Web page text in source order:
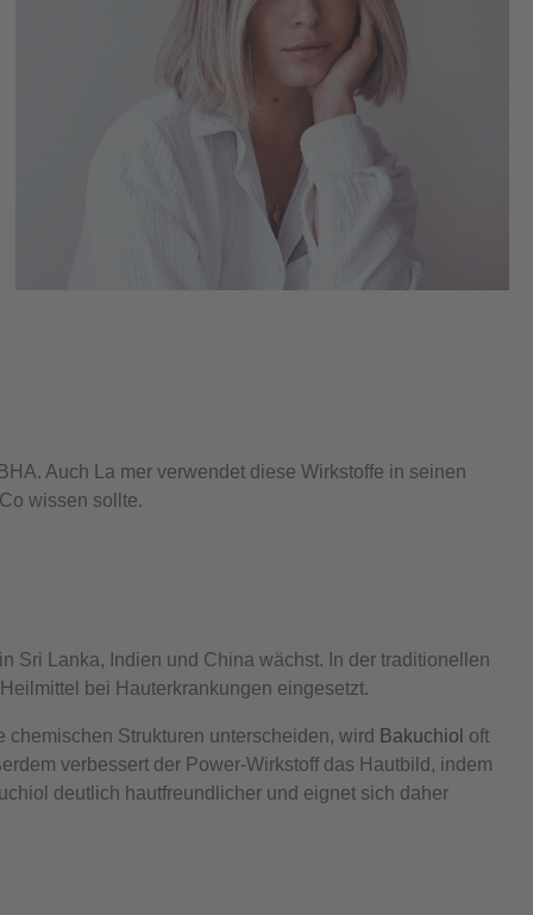
Auch La mer verwendet diese Wirkstoffe in seinen
wissen sollte.
Sri Lanka, Indien und China wächst. In der traditionellen
bei Hauterkrankungen eingesetzt.
Strukturen unterscheiden, wird Bakuchiol oft
verbessert der Power-Wirkstoff das Hautbild, indem
deutlich hautfreundlicher und eignet sich daher